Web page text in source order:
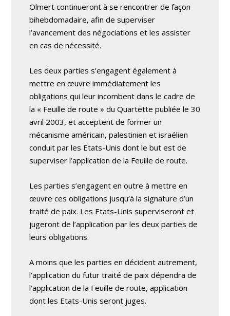
Olmert continueront à se rencontrer de façon
bihebdomadaire, afin de superviser
l’avancement des négociations et les assister
en cas de nécessité.
Les deux parties s’engagent également à
mettre en œuvre immédiatement les
obligations qui leur incombent dans le cadre de
la « Feuille de route » du Quartette publiée le 30
avril 2003, et acceptent de former un
mécanisme américain, palestinien et israélien
conduit par les Etats-Unis dont le but est de
superviser l’application de la Feuille de route.
Les parties s’engagent en outre à mettre en
œuvre ces obligations jusqu’à la signature d’un
traité de paix. Les Etats-Unis superviseront et
jugeront de l’application par les deux parties de
leurs obligations.
A moins que les parties en décident autrement,
l’application du futur traité de paix dépendra de
l’application de la Feuille de route, application
dont les Etats-Unis seront juges.